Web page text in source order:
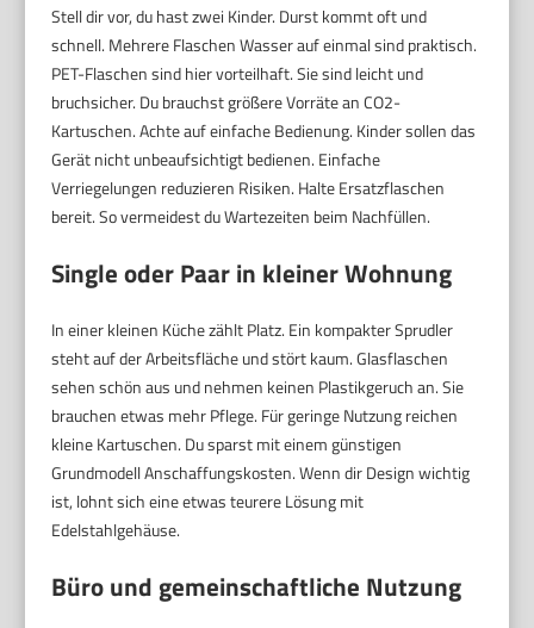
Stell dir vor, du hast zwei Kinder. Durst kommt oft und
schnell. Mehrere Flaschen Wasser auf einmal sind praktisch.
PET-Flaschen sind hier vorteilhaft. Sie sind leicht und
bruchsicher. Du brauchst größere Vorräte an CO2-
Kartuschen. Achte auf einfache Bedienung. Kinder sollen das
Gerät nicht unbeaufsichtigt bedienen. Einfache
Verriegelungen reduzieren Risiken. Halte Ersatzflaschen
bereit. So vermeidest du Wartezeiten beim Nachfüllen.
Single oder Paar in kleiner Wohnung
In einer kleinen Küche zählt Platz. Ein kompakter Sprudler
steht auf der Arbeitsfläche und stört kaum. Glasflaschen
sehen schön aus und nehmen keinen Plastikgeruch an. Sie
brauchen etwas mehr Pflege. Für geringe Nutzung reichen
kleine Kartuschen. Du sparst mit einem günstigen
Grundmodell Anschaffungskosten. Wenn dir Design wichtig
ist, lohnt sich eine etwas teurere Lösung mit
Edelstahlgehäuse.
Büro und gemeinschaftliche Nutzung